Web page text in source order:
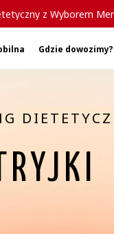
z Wyborem
Gdzie dowozimy?